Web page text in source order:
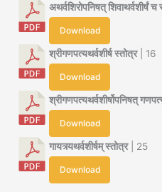
अथर्वशिरोपनिषत् शिवाथर्वशीर्षं च
Download
श्रीगणपत्यथर्वशीर्ष स्तोत्र| 16
Download
श्रीगणपत्यथर्वशीर्षोपनिषत्
Download
गायत्र्यथर्वशीर्षम् स्तोत्र| 25
Download